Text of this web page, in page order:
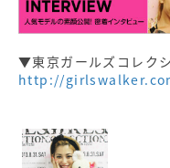
▼東京ガールズコレク
http://